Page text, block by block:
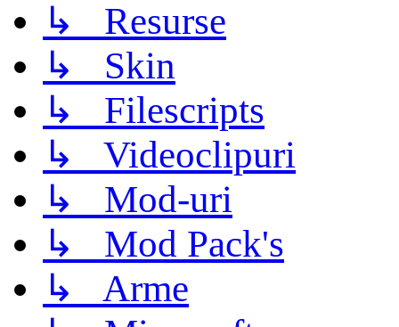
↳ Resurse
↳ Skin
↳ Filescripts
↳ Videoclipuri
↳ Mod-uri
↳ Mod Pack's
↳ Arme